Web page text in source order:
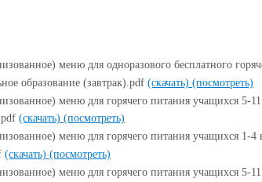
меню для одноразового бесплатного
образование (завтрак).pdf (скачать) (посмотреть)
меню для горячего питания учащихся 5-11
(скачать) (посмотреть)
меню для горячего питания учащихся 1-4
(скачать) (посмотреть)
меню для горячего питания учащихся 5-11